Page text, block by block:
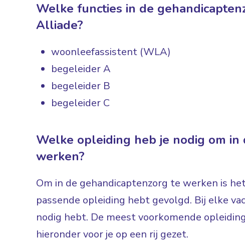
Welke functies in de
Alliade?
woonleefassistent (WLA)
begeleider A
begeleider B
begeleider C
Welke opleiding heb je nodig om
werken?
Om in de gehandicaptenzorg te werken is
passende opleiding hebt gevolgd. Bij elke
nodig hebt. De meest voorkomende
hieronder voor je op een rij gezet.